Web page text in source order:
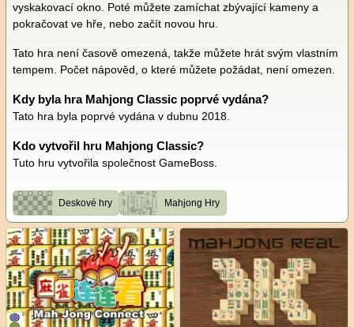
vyskakovací okno. Poté můžete zamíchat zbývající kameny a
pokračovat ve hře, nebo začít novou hru.
Tato hra není časově omezená, takže můžete hrát svým vlastním
tempem. Počet nápověd, o které můžete požádat, není omezen.
Kdy byla hra Mahjong Classic poprvé vydána?
Tato hra byla poprvé vydána v dubnu 2018.
Kdo vytvořil hru Mahjong Classic?
Tuto hru vytvořila společnost GameBoss.
Deskové hry Mahjong Hry